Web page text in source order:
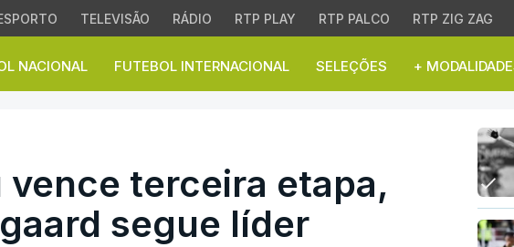
TELEVISÃO RÁDIO RTP PLAY RTP PALCO RTP ZIG ZAG
NACIONAL FUTEBOL INTERNACIONAL SELEÇÕES +
terceira etapa, Jonas
vence terceira etapa,
segue líder